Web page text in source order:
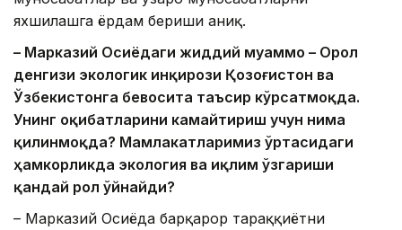
яхшилашга ёрдам бериши аниқ.
– Марказий Осиёдаги жиддий муаммо – Орол
денгизи экологик инқирози Қозоғистон ва
Ўзбекистонга бевосита таъсир кўрсатмоқда.
Унинг оқибатларини камайтириш учун нима
қилинмоқда? Мамлакатларимиз ўртасидаги
ҳамкорликда экология ва иқлим ўзгариши
қандай рол ўйнайди?
– Марказий Осиёда барқарор тараққиётни